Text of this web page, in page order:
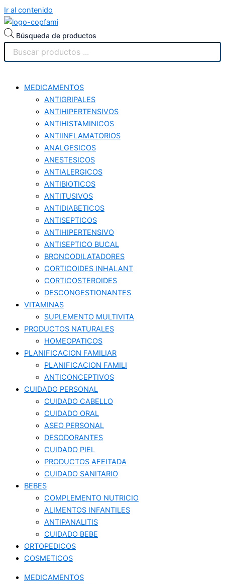
Ir al contenido
Búsqueda de productos
MEDICAMENTOS
ANTIGRIPALES
ANTIHIPERTENSIVOS
ANTIHISTAMINICOS
ANTIINFLAMATORIOS
ANALGESICOS
ANESTESICOS
ANTIALERGICOS
ANTIBIOTICOS
ANTITUSIVOS
ANTIDIABETICOS
ANTISEPTICOS
ANTIHIPERTENSIVO
ANTISEPTICO BUCAL
BRONCODILATADORES
CORTICOIDES INHALANT
CORTICOSTEROIDES
DESCONGESTIONANTES
VITAMINAS
SUPLEMENTO MULTIVITA
PRODUCTOS NATURALES
HOMEOPATICOS
PLANIFICACION FAMILIAR
PLANIFICACION FAMILI
ANTICONCEPTIVOS
CUIDADO PERSONAL
CUIDADO CABELLO
CUIDADO ORAL
ASEO PERSONAL
DESODORANTES
CUIDADO PIEL
PRODUCTOS AFEITADA
CUIDADO SANITARIO
BEBES
COMPLEMENTO NUTRICIO
ALIMENTOS INFANTILES
ANTIPANALITIS
CUIDADO BEBE
ORTOPEDICOS
COSMETICOS
MEDICAMENTOS